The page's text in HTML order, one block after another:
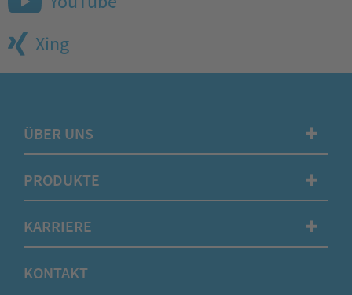
Xing
ÜBER UNS ✚
PRODUKTE ✚
KARRIERE ✚
KONTAKT